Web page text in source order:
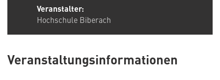
Veranstalter:
Hochschule Biberach
Veranstaltungsinformationen